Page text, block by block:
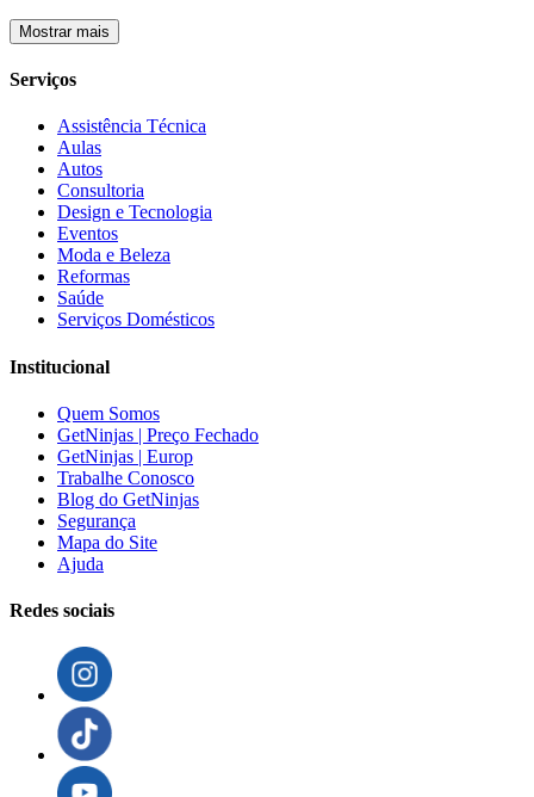
Mostrar mais
Serviços
Assistência Técnica
Aulas
Autos
Consultoria
Design e Tecnologia
Eventos
Moda e Beleza
Reformas
Saúde
Serviços Domésticos
Institucional
Quem Somos
GetNinjas | Preço Fechado
GetNinjas | Europ
Trabalhe Conosco
Blog do GetNinjas
Segurança
Mapa do Site
Ajuda
Redes sociais